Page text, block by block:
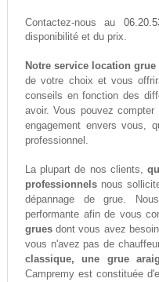
Contactez-nous au
disponibilité et du prix.
Notre service location grue
de votre choix et vous
conseils en fonction des
avoir. Vous pouvez
engagement envers vous,
professionnel.
La plupart de nos clients,
professionnelsnous
dépannage de grue.
performante afin de vous
gruesdont vous avez
vous n'avez pas de
classique, une grue
Campremy est constituée